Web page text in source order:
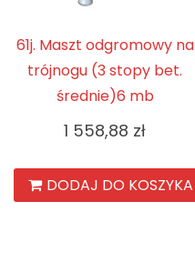
61j. Maszt odgromowy na
trójnogu (3 stopy bet.
średnie)6 mb
1 558,88 zł
DODAJ DO KOSZYKA